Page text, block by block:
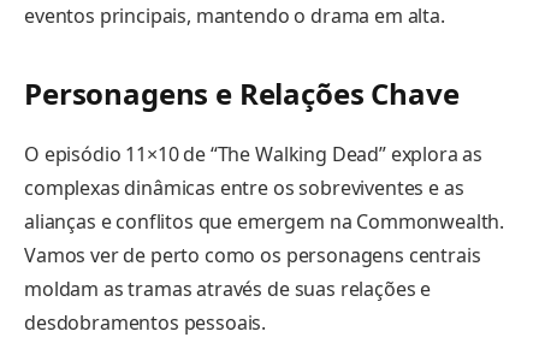
eventos principais, mantendo o drama em alta.
Personagens e Relações Chave
O episódio 11×10 de “The Walking Dead” explora as
complexas dinâmicas entre os sobreviventes e as
alianças e conflitos que emergem na Commonwealth.
Vamos ver de perto como os personagens centrais
moldam as tramas através de suas relações e
desdobramentos pessoais.